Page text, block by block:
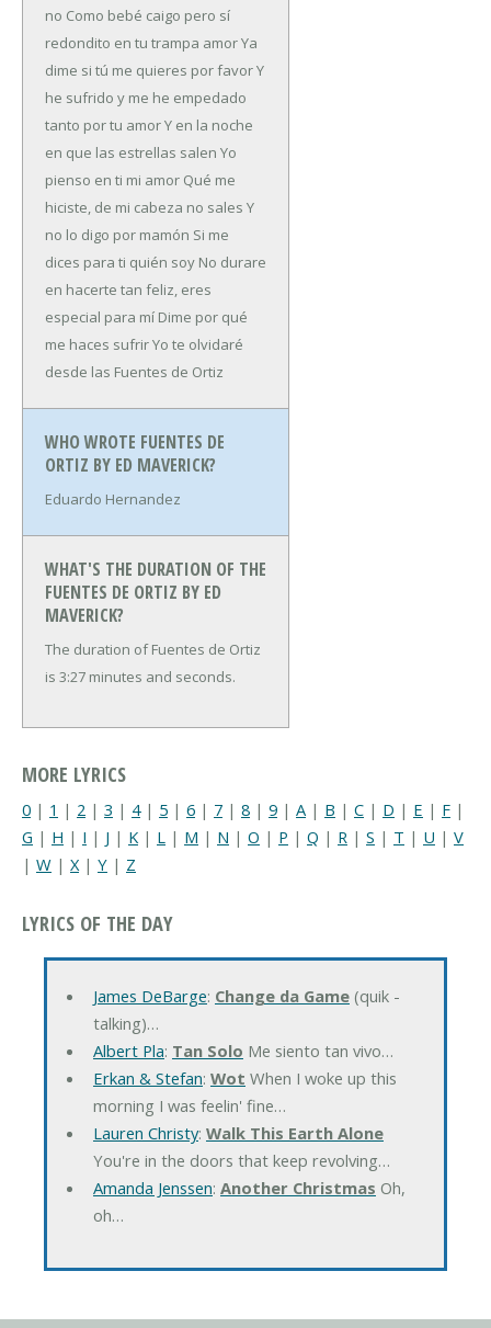
no Como bebé caigo pero sí
redondito en tu trampa amorYa
dime si tú me quieres por favorY
he sufrido y me he empedado
tanto por tu amorY en la noche
en que las estrellas salen Yo
pienso en ti mi amor Qué me
hiciste, de mi cabeza no sales Y
no lo digo por mamón Si me
dices para ti quién soy No durare
en hacerte tan feliz, eres
especial para mí Dime por qué
me haces sufrirYo te olvidaré
desde las Fuentes de Ortiz
WHO WROTE FUENTES DE
ORTIZ BY ED MAVERICK?
Eduardo Hernandez
WHAT'S THE DURATION OF THE
FUENTES DE ORTIZ BY ED
MAVERICK?
The duration of Fuentes de Ortiz
is 3:27 minutes and seconds.
MORE LYRICS
0 | 1 | 2 | 3 | 4| 5 | 6 | 7 | 8 | 9 | A | B | C | D | E | F |
G | H | I | J | K | L | M | N | O | P | Q | R | S | T | U | V
| W | X | Y | Z
LYRICS OF THE DAY
James DeBarge: Change da Game(quik -
talking)…
Albert Pla: Tan Solo Me siento tan vivo…
Erkan & Stefan: Wot When I woke up this
morning I was feelin' fine…
Lauren Christy: Walk This Earth Alone
You're in the doors that keep revolving…
Amanda Jenssen: Another Christmas Oh,
oh…